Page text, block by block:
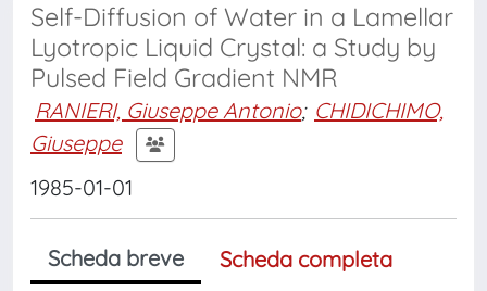
Self-Diffusion of Water in a Lamellar
Lyotropic Liquid Crystal: a Study by
Pulsed Field Gradient NMR
RANIERI, Giuseppe Antonio; CHIDICHIMO,
Giuseppe
1985-01-01
Scheda breve
Scheda completa